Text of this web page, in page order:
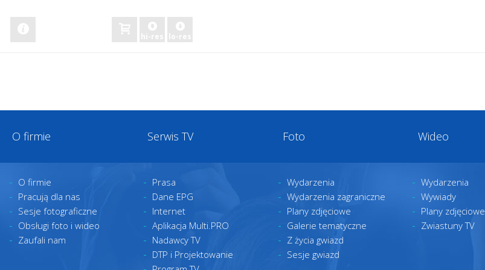
hi-res lo-res
O firmie Serwis TV Foto Wideo
O firmie
Pracują dla nas
Sesje fotograficzne
Obsługi foto i wideo
Zaufali nam
Prasa
Dane EPG
Internet
Aplikacja Multi.PRO
Nadawcy TV
DTP i Projektowanie
Wydarzenia
Wydarzenia zagraniczne
Plany zdjęciowe
Galerie tematyczne
Z życia gwiazd
Sesje gwiazd
Wydarzenia
Wywiady
Plany zdjęciowe
Zwiastuny TV